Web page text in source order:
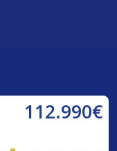
112.990€